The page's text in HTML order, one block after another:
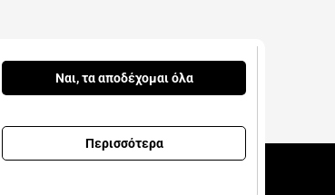
Ναι, τα αποδέχομαι όλα
Περισσότερα